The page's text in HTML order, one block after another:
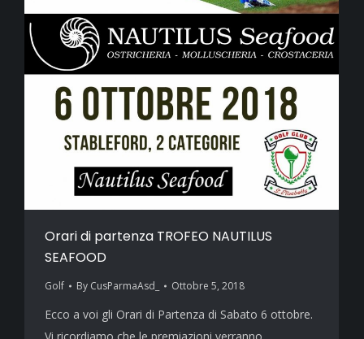
Orari di partenza TROFEO NAUTILUS
SEAFOOD
Golf By CusParmaAsd_ Ottobre 5, 2018
Ecco a voi gli Orari di Partenza di Sabato 6 ottobre.